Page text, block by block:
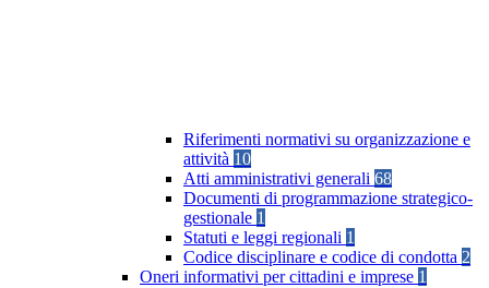
Riferimenti normativi su organizzazione e
attività 10
Atti amministrativi generali 68
Documenti di programmazione strategico-
gestionale 1
Statuti e leggi regionali 1
Codice disciplinare e codice di condotta 2
Oneri informativi per cittadini e imprese 1